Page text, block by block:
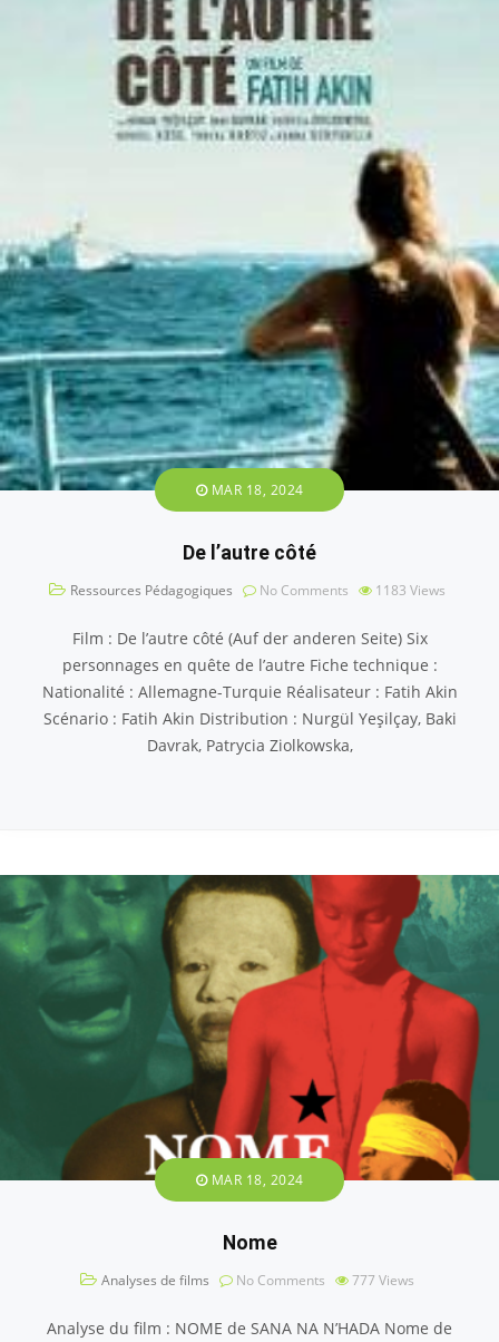
MAR 18, 2024
De l’autre côté
Ressources Pédagogiques No Comments 1183 Views
Film : De l’autre côté (Auf der anderen Seite) Six
personnages en quête de l’autre Fiche technique :
Nationalité : Allemagne-Turquie Réalisateur : Fatih Akin
Scénario : Fatih Akin Distribution : Nurgül Yeşilçay, Baki
Davrak, Patrycia Ziolkowska,
MAR 18, 2024
Nome
Analyses de films No Comments 777 Views
Analyse du film : NOME de SANA NA N’HADA Nome de